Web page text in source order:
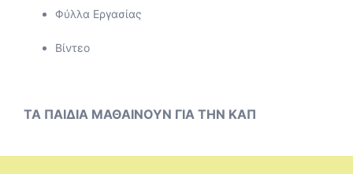
Φύλλα Εργασίας
Βίντεο
ΤΑ ΠΑΙΔΙΑ ΜΑΘΑΙΝΟΥΝ ΓΙΑ ΤΗΝ ΚΑΠ